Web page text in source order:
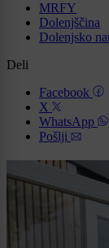
MRFY
Dolenjščina
Dolenjsko
Deli
Facebook
X
WhatsApp
Pošlji